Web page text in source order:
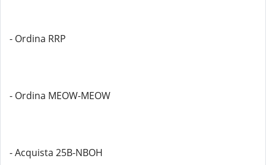
- Ordina RRP
- Ordina MEOW-MEOW
- Acquista 25B-NBOH